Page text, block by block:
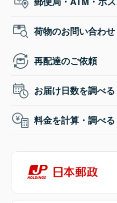
荷物のお問い合わせ
再配達のご依頼
お届け日数を調べる
料金を計算・調べる